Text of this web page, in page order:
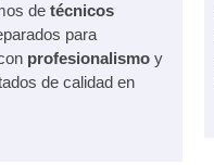
de técnicos
para
profesionalismo y
de calidad en